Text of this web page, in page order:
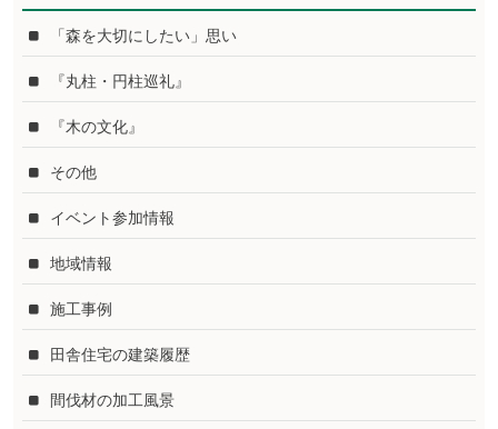
「森を大切にしたい」思い
『丸柱・円柱巡礼』
『木の文化』
その他
イベント参加情報
地域情報
施工事例
田舎住宅の建築履歴
間伐材の加工風景